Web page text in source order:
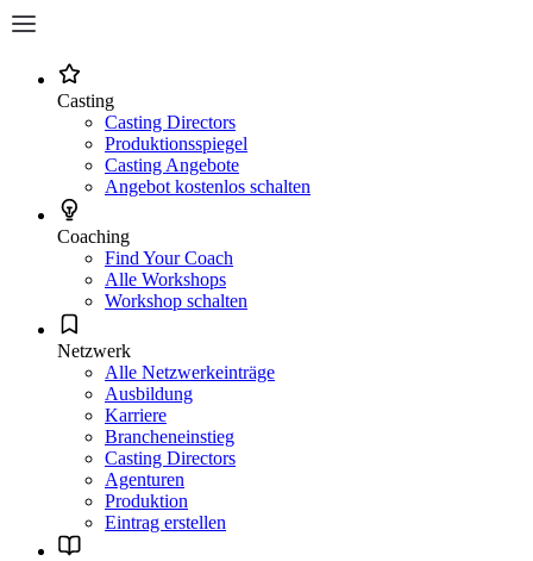
Casting
Casting Directors
Produktionsspiegel
Casting Angebote
Angebot kostenlos schalten
Coaching
Find Your Coach
Alle Workshops
Workshop schalten
Netzwerk
Alle Netzwerkeinträge
Ausbildung
Karriere
Brancheneinstieg
Casting Directors
Agenturen
Produktion
Eintrag erstellen